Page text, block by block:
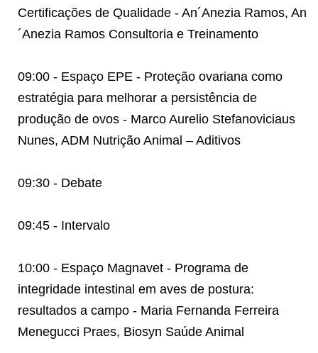
Certificações de Qualidade - An´Anezia Ramos, An
´Anezia Ramos Consultoria e Treinamento
09:00 - Espaço EPE - Proteção ovariana como
estratégia para melhorar a persistência de
produção de ovos - Marco Aurelio Stefanoviciaus
Nunes, ADM Nutrição Animal – Aditivos
09:30 - Debate
09:45 - Intervalo
10:00 - Espaço Magnavet - Programa de
integridade intestinal em aves de postura:
resultados a campo - Maria Fernanda Ferreira
Menegucci Praes, Biosyn Saúde Animal